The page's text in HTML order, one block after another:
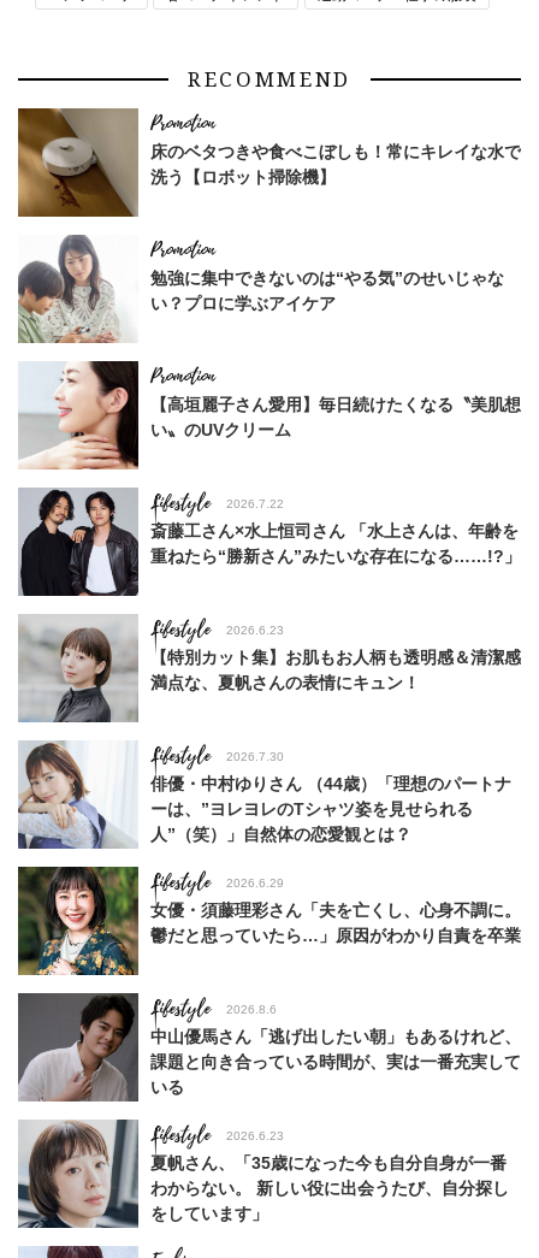
RECOMMEND
床のベタつきや食べこぼしも！常にキレイな水で
洗う【ロボット掃除機】
勉強に集中できないのは“やる気”のせいじゃな
い？プロに学ぶアイケア
【高垣麗子さん愛用】毎日続けたくなる〝美肌想
い〟のUVクリーム
Lifestyle 2026.7.22
斎藤工さん×水上恒司さん 「水上さんは、年齢を
重ねたら“勝新さん”みたいな存在になる……!?」
Lifestyle 2026.6.23
【特別カット集】お肌もお人柄も透明感＆清潔感
満点な、夏帆さんの表情にキュン！
Lifestyle 2026.7.30
俳優・中村ゆりさん （44歳）「理想のパートナ
ーは、”ヨレヨレのTシャツ姿を見せられる
人”（笑）」自然体の恋愛観とは？
Lifestyle 2026.6.29
女優・須藤理彩さん「夫を亡くし、心身不調に。
鬱だと思っていたら…」原因がわかり自責を卒業
Lifestyle 2026.8.6
中山優馬さん「逃げ出したい朝」もあるけれど、
課題と向き合っている時間が、実は一番充実して
いる
Lifestyle 2026.6.23
夏帆さん、「35歳になった今も自分自身が一番
わからない。 新しい役に出会うたび、自分探し
をしています」